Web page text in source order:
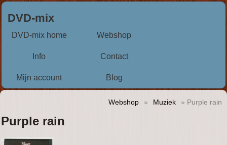
DVD-mix
DVD-mix home Webshop
Info Contact
Mijn account Blog
Webshop » Muziek » Purple rain
Purple rain